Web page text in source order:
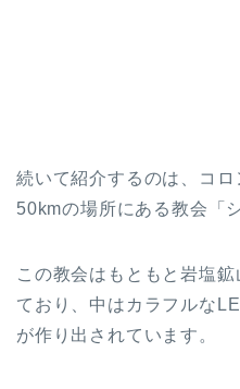
続いて紹介するのは、コ
50kmの場所にある教会「
この教会はもともと岩塩
ており、中はカラフルな
が作り出されています。